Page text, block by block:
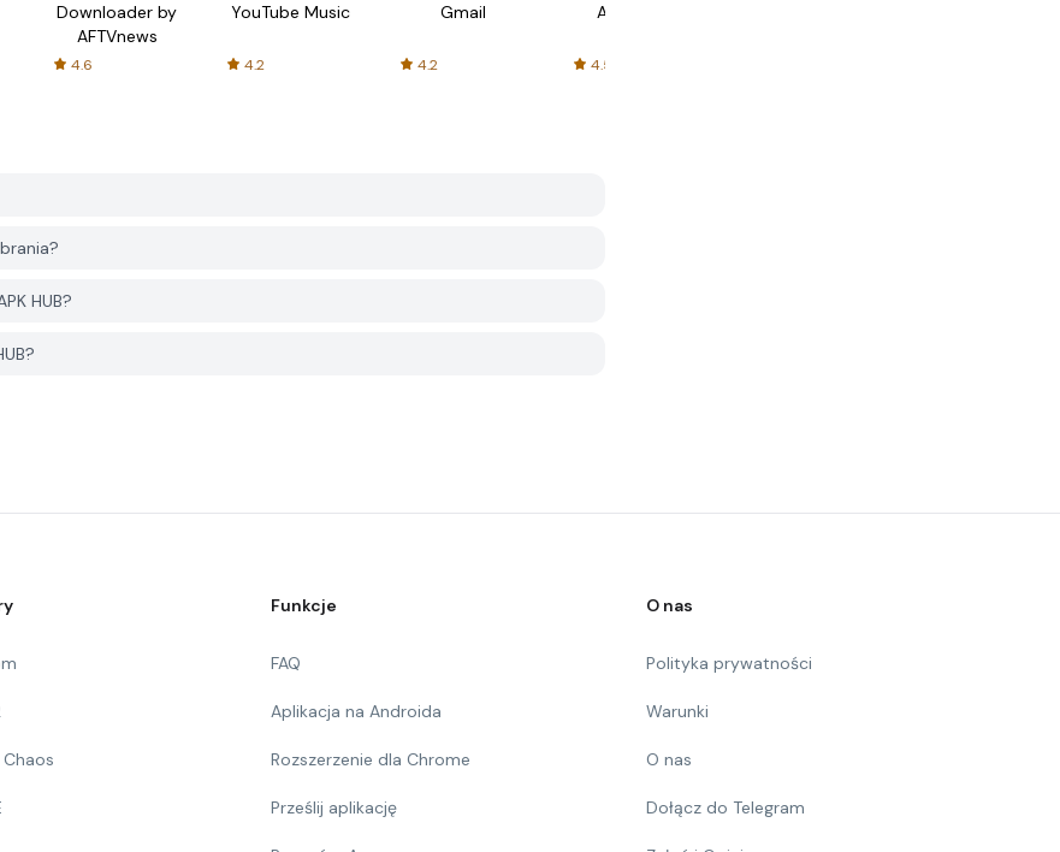
Downloader by
AFTVnews
4.6
YouTube Music
4.2
Gmail
4.2
AliExpress
4.5
HUB?
Chaos
Funkcje
FAQ
Aplikacja na Androida
Rozszerzenie dla Chrome
Prześlij aplikację
O nas
Polityka prywatności
Warunki
O nas
Dołącz do Telegram